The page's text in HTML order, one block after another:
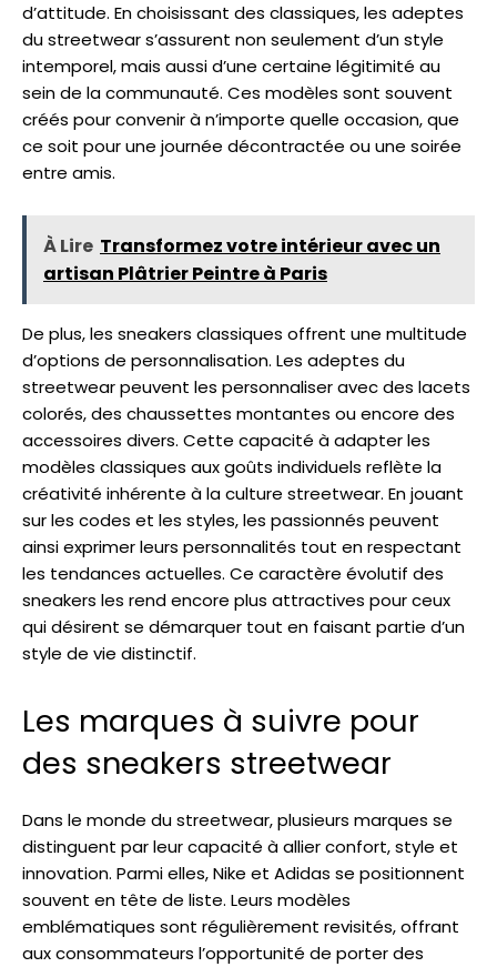
d’attitude. En choisissant des classiques, les adeptes
du streetwear s’assurent non seulement d’un style
intemporel, mais aussi d’une certaine légitimité au
sein de la communauté. Ces modèles sont souvent
créés pour convenir à n’importe quelle occasion, que
ce soit pour une journée décontractée ou une soirée
entre amis.
À Lire Transformez votre intérieur avec un
artisan Plâtrier Peintre à Paris
De plus, les sneakers classiques offrent une multitude
d’options de personnalisation. Les adeptes du
streetwear peuvent les personnaliser avec des lacets
colorés, des chaussettes montantes ou encore des
accessoires divers. Cette capacité à adapter les
modèles classiques aux goûts individuels reflète la
créativité inhérente à la culture streetwear. En jouant
sur les codes et les styles, les passionnés peuvent
ainsi exprimer leurs personnalités tout en respectant
les tendances actuelles. Ce caractère évolutif des
sneakers les rend encore plus attractives pour ceux
qui désirent se démarquer tout en faisant partie d’un
style de vie distinctif.
Les marques à suivre pour
des sneakers streetwear
Dans le monde du streetwear, plusieurs marques se
distinguent par leur capacité à allier confort, style et
innovation. Parmi elles, Nike et Adidas se positionnent
souvent en tête de liste. Leurs modèles
emblématiques sont régulièrement revisités, offrant
aux consommateurs l’opportunité de porter des